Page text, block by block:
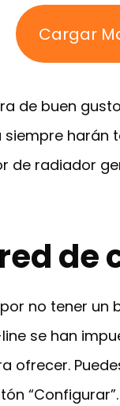
Cargar
de buen
de radiador
no tener
se han
ofrecer.